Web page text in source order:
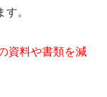
。
資料や書類を減